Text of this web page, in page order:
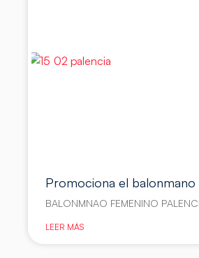
Promociona el balonmano
BALONMNAO FEMENINO
LEER MÁS